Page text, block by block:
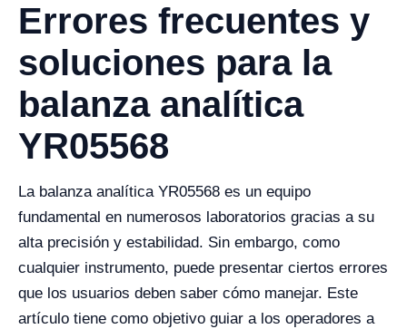
Errores frecuentes y
soluciones para la
balanza analítica
YR05568
La balanza analítica YR05568 es un equipo
fundamental en numerosos laboratorios gracias a su
alta precisión y estabilidad. Sin embargo, como
cualquier instrumento, puede presentar ciertos errores
que los usuarios deben saber cómo manejar. Este
artículo tiene como objetivo guiar a los operadores a